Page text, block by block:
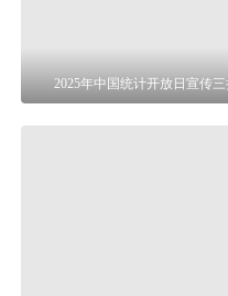
2025年中国统计开放日宣传